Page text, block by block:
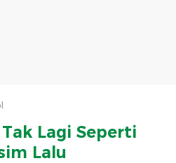
Lagi Seperti
Lalu